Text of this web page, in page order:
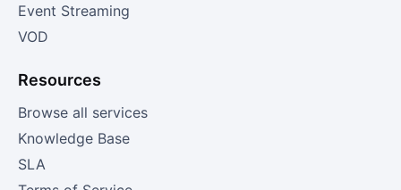
Event Streaming
VOD
Resources
Browse all services
Knowledge Base
SLA